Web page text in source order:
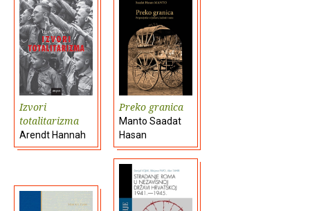
Izvori
totalitarizma
Arendt Hannah
Preko granica
Manto Saadat
Hasan